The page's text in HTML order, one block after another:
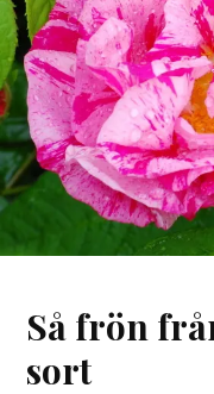
Så frön
sort